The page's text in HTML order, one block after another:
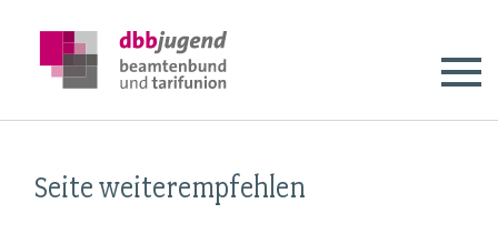
Seite weiterempfehlen